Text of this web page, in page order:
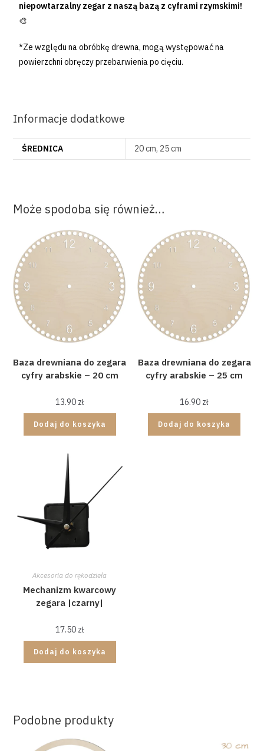
niepowtarzalny zegar z naszą bazą z cyframi rzymskimi!
🎨
*Ze względu na obróbkę drewna, mogą występować na
powierzchni obręczy przebarwienia po cięciu.
Informacje dodatkowe
ŚREDNICA 20 cm, 25 cm
Może spodoba się również…
Baza drewniana do zegara
cyfry arabskie – 20 cm
13.90 zł
Dodaj do koszyka
Baza drewniana do zegara
cyfry arabskie – 25 cm
16.90 zł
Dodaj do koszyka
Akcesoria do rękodzieła
Mechanizm kwarcowy
zegara |czarny|
17.50 zł
Dodaj do koszyka
Podobne produkty